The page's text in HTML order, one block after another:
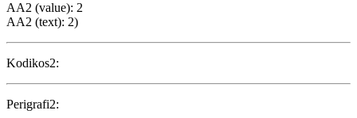
AA2 (value): 2
AA2 (text): 2)
Kodikos2:
Perigrafi2: